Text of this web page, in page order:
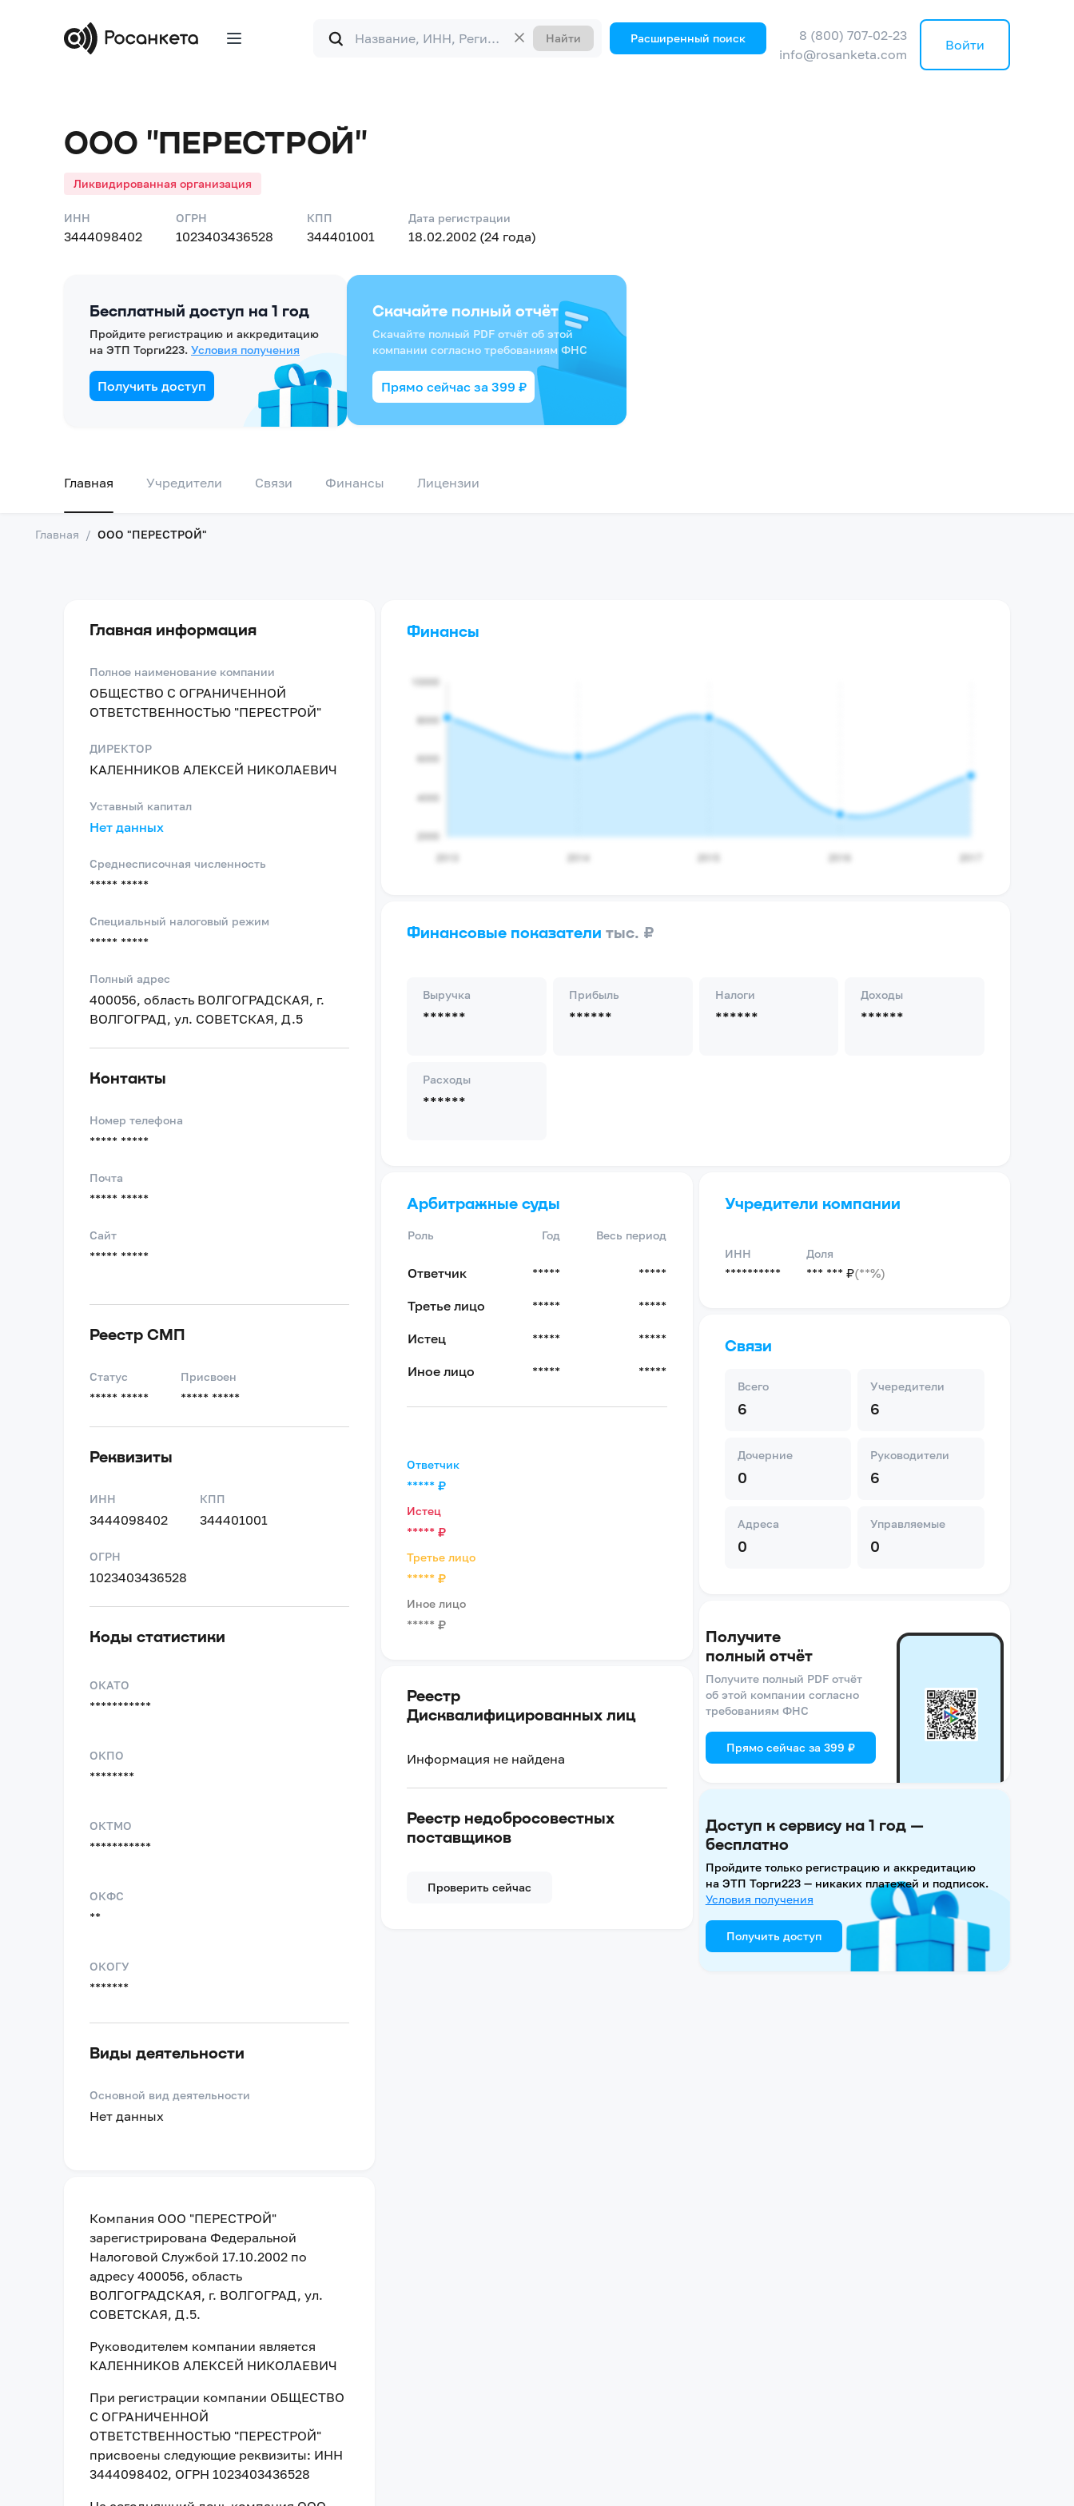
Форма
поиска
Найти Расширенный поиск
8 (800) 707-02-23
info@rosanketa.com
Войти
ООО "ПЕРЕСТРОЙ"
Ликвидированная организация
ИНН
3444098402
ОГРН
1023403436528
КПП
344401001
Дата регистрации
18.02.2002 (24 года)
Бесплатный доступ на 1 год
Пройдите регистрацию и аккредитацию
на ЭТП Торги223. Условия получения
Получить доступ
Скачайте полный отчёт
Скачайте полный PDF отчёт об этой
компании согласно требованиям ФНС
Прямо сейчас за 399 ₽
Главная Учредители Связи Финансы Лицензии
Главная / ООО "ПЕРЕСТРОЙ"
Главная информация
Полное наименование компании
ОБЩЕСТВО С ОГРАНИЧЕННОЙ
ОТВЕТСТВЕННОСТЬЮ "ПЕРЕСТРОЙ"
ДИРЕКТОР
КАЛЕННИКОВ АЛЕКСЕЙ НИКОЛАЕВИЧ
Уставный капитал
Нет данных
Среднесписочная численность
***** *****
Специальный налоговый режим
***** *****
Полный адрес
400056, область ВОЛГОГРАДСКАЯ, г.
ВОЛГОГРАД, ул. СОВЕТСКАЯ, Д.5
Контакты
Номер телефона
***** *****
Почта
***** *****
Сайт
***** *****
Реестр СМП
Статус
***** *****
Присвоен
***** *****
Реквизиты
ИНН
3444098402
КПП
344401001
ОГРН
1023403436528
Коды статистики
ОКАТО
***********
ОКПО
********
ОКТМО
***********
ОКФС
**
ОКОГУ
*******
Виды деятельности
Основной вид деятельности
Нет данных
Компания ООО "ПЕРЕСТРОЙ"
зарегистрирована Федеральной
Налоговой Службой 17.10.2002 по
адресу 400056, область
ВОЛГОГРАДСКАЯ, г. ВОЛГОГРАД, ул.
СОВЕТСКАЯ, Д.5.
Руководителем компании является
КАЛЕННИКОВ АЛЕКСЕЙ НИКОЛАЕВИЧ
При регистрации компании ОБЩЕСТВО
С ОГРАНИЧЕННОЙ
ОТВЕТСТВЕННОСТЬЮ "ПЕРЕСТРОЙ"
присвоены следующие реквизиты: ИНН
3444098402, ОГРН 1023403436528
Финансы
Финансовые показателитыс. ₽
Выручка
******
Прибыль
******
Налоги
******
Доходы
******
Расходы
******
Арбитражные суды
Роль Год Весь период
Ответчик ***** *****
Третье лицо ***** *****
Истец ***** *****
Иное лицо ***** *****
Ответчик
***** ₽
Истец
***** ₽
Третье лицо
***** ₽
Иное лицо
***** ₽
Реестр
Дисквалифицированных лиц
Информация не найдена
Реестр недобросовестных
поставщиков
Проверить сейчас
Учредители компании
ИНН
**********
Доля
*** *** ₽(**%)
Связи
Всего
6
Учередители
6
Дочерние
0
Руководители
6
Адреса
0
Управляемые
0
Получите
полный отчёт
Получите полный PDF отчёт
об этой компании согласно
требованиям ФНС
Прямо сейчас за 399 ₽
Доступ к сервису на 1 год —
бесплатно
Пройдите только регистрацию и аккредитацию
на ЭТП Торги223 — никаких платежей и подписок.
Условия получения
Получить доступ